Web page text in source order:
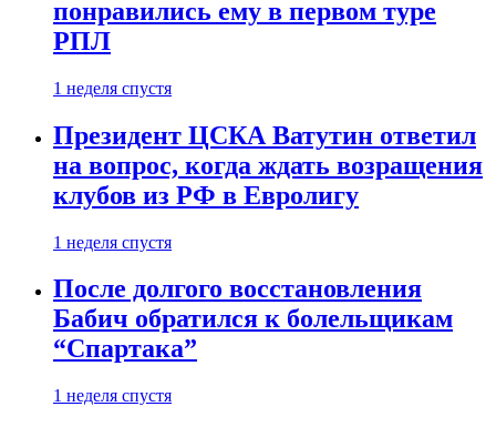
понравились ему в первом туре
РПЛ
1 неделя спустя
Президент ЦСКА Ватутин ответил
на вопрос, когда ждать возращения
клубов из РФ в Евролигу
1 неделя спустя
После долгого восстановления
Бабич обратился к болельщикам
“Спартака”
1 неделя спустя